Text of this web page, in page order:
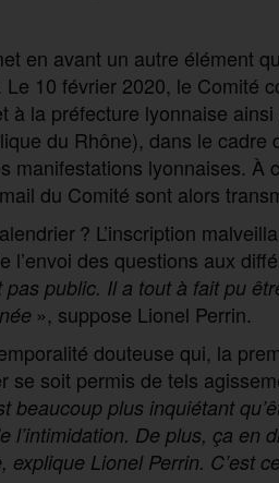
en avant un autre élément
Le 10 février 2020, le Comité
à la préfecture lyonnaise
du Rhône), dans le cadre
manifestations lyonnaises. À
du Comité sont alors
? L’inscription
l’envoi des questions aux
pas public. Il a tout à fait pu
», suppose Lionel Perrin.
douteuse qui, la
se soit permis de tels
beaucoup plus inquiétant
l’intimidation. De plus, ça en
explique Lionel Perrin. C’est